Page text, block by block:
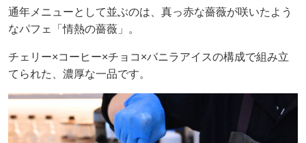
通年メニューとして並ぶのは、真っ赤な薔薇が咲いたよう
なパフェ「情熱の薔薇」。
チェリー×コーヒー×チョコ×バニラアイスの構成で組み立
てられた、濃厚な一品です。